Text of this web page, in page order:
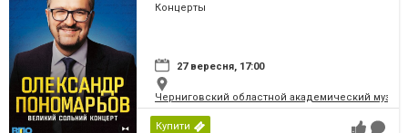
Концерты
27 вересня, 17:00
Черниговский областной академический
Купити